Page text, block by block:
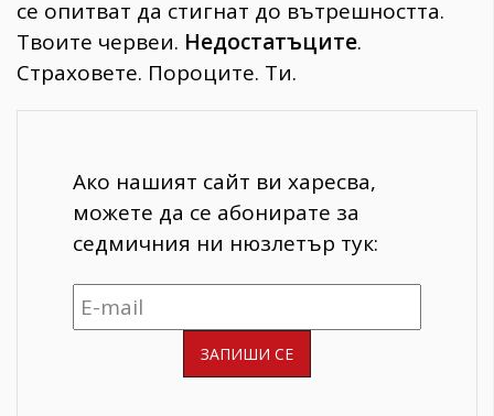
се опитват да стигнат до вътрешността.
Твоите червеи. Недостатъците.
Страховете. Пороците. Ти.
Ако нашият сайт ви харесва,
можете да се абонирате за
седмичния ни нюзлетър тук: